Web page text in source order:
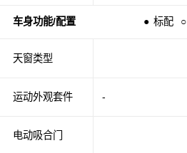
车身功能/配置 ● 标配 ○
天窗类型
运动外观套件
电动吸合门
-